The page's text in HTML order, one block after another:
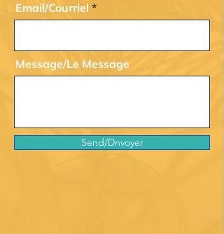
Email/Courriel
Message/Le Message
Send/Dnvoyer